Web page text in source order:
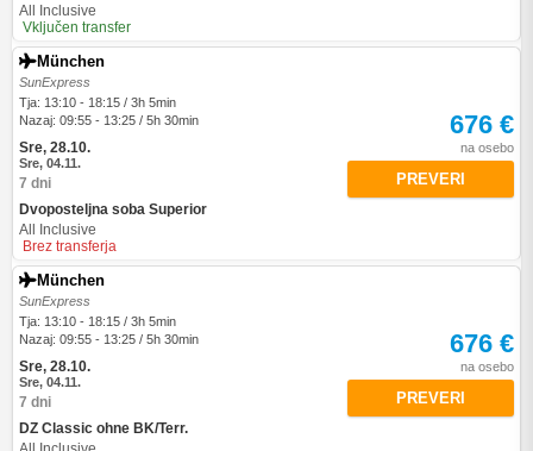
All Inclusive
Vključen transfer
München
SunExpress
Tja: 13:10 - 18:15 / 3h 5min
Nazaj: 09:55 - 13:25 / 5h 30min
Sre, 28.10.
Sre, 04.11.
7 dni
Dvoposteljna soba Superior
All Inclusive
Brez transferja
676 €
na osebo
PREVERI
München
SunExpress
Tja: 13:10 - 18:15 / 3h 5min
Nazaj: 09:55 - 13:25 / 5h 30min
Sre, 28.10.
Sre, 04.11.
7 dni
DZ Classic ohne BK/Terr.
676 €
na osebo
PREVERI